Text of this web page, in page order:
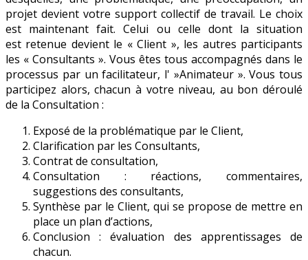
projet devient votre support collectif de travail. Le choix
est maintenant fait. Celui ou celle dont la situation
est retenue devient le « Client », les autres participants
les « Consultants ». Vous êtes tous accompagnés dans le
processus par un facilitateur, l' »Animateur ». Vous tous
participez alors, chacun à votre niveau, au bon déroulé
de la Consultation :
Exposé de la problématique par le Client,
Clarification par les Consultants,
Contrat de consultation,
Consultation : réactions, commentaires,
suggestions des consultants,
Synthèse par le Client, qui se propose de mettre en
place un plan d’actions,
Conclusion : évaluation des apprentissages de
chacun.